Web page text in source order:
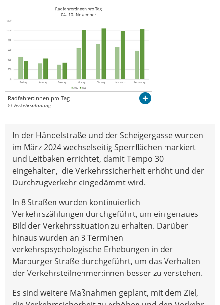
Radfahrer:innen pro Tag
© Verkehrsplanung
In der Händelstraße und der Scheigergasse wurden
im März 2024 wechselseitig Sperrflächen markiert
und Leitbaken errichtet, damit Tempo 30
eingehalten, die Verkehrssicherheit erhöht und der
Durchzugverkehr eingedämmt wird.
In 8 Straßen wurden kontinuierlich
Verkehrszählungen durchgeführt, um ein genaues
Bild der Verkehrssituation zu erhalten. Darüber
hinaus wurden an 3 Terminen
verkehrspsychologische Erhebungen in der
Marburger Straße durchgeführt, um das Verhalten
der Verkehrsteilnehmer:innen besser zu verstehen.
Es sind weitere Maßnahmen geplant, mit dem Ziel,